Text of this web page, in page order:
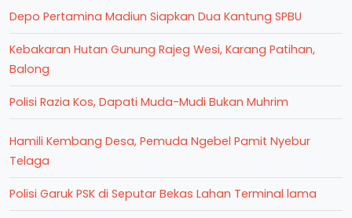
Depo Pertamina Madiun Siapkan Dua Kantung SPBU
Kebakaran Hutan Gunung Rajeg Wesi, Karang Patihan,
Balong
Polisi Razia Kos, Dapati Muda-Mudi Bukan Muhrim
Hamili Kembang Desa, Pemuda Ngebel Pamit Nyebur
Telaga
Polisi Garuk PSK di Seputar Bekas Lahan Terminal lama